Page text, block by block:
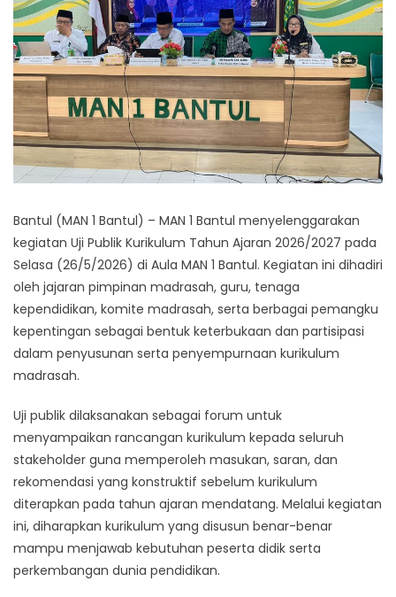
Bantul (MAN 1 Bantul) – MAN 1 Bantul menyelenggarakan
kegiatan Uji Publik Kurikulum Tahun Ajaran 2026/2027 pada
Selasa (26/5/2026) di Aula MAN 1 Bantul. Kegiatan ini dihadiri
oleh jajaran pimpinan madrasah, guru, tenaga
kependidikan, komite madrasah, serta berbagai pemangku
kepentingan sebagai bentuk keterbukaan dan partisipasi
dalam penyusunan serta penyempurnaan kurikulum
madrasah.
Uji publik dilaksanakan sebagai forum untuk
menyampaikan rancangan kurikulum kepada seluruh
stakeholder guna memperoleh masukan, saran, dan
rekomendasi yang konstruktif sebelum kurikulum
diterapkan pada tahun ajaran mendatang. Melalui kegiatan
ini, diharapkan kurikulum yang disusun benar-benar
mampu menjawab kebutuhan peserta didik serta
perkembangan dunia pendidikan.